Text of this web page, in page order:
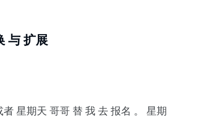
与 扩展
星期天 哥哥 替 我 去 报名 。
星期